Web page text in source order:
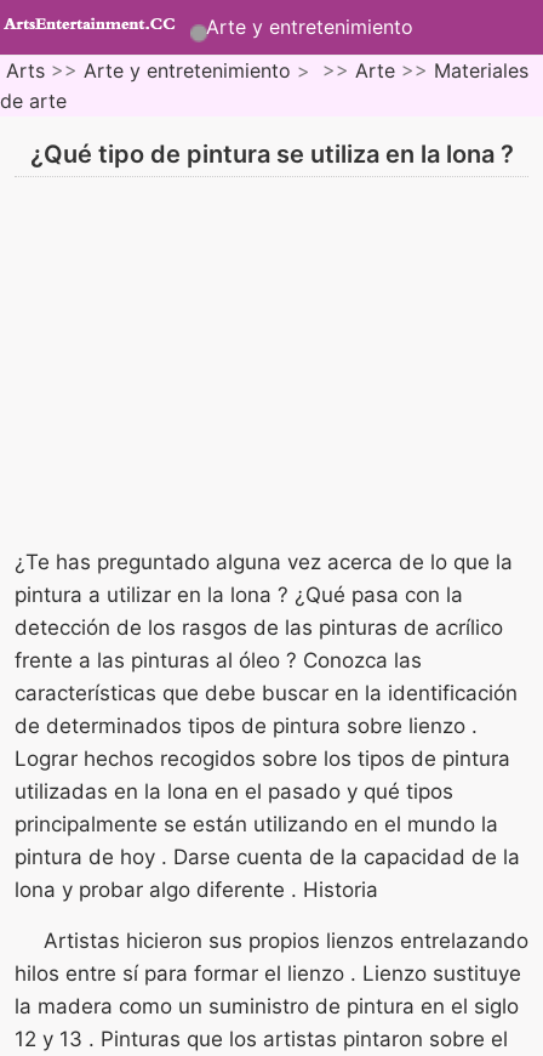
Arte y entretenimiento
Arts >> Arte y entretenimiento > >> Arte >> Materiales
de arte
¿Qué tipo de pintura se utiliza en la lona ?
¿Te has preguntado alguna vez acerca de lo que la
pintura a utilizar en la lona ? ¿Qué pasa con la
detección de los rasgos de las pinturas de acrílico
frente a las pinturas al óleo ? Conozca las
características que debe buscar en la identificación
de determinados tipos de pintura sobre lienzo .
Lograr hechos recogidos sobre los tipos de pintura
utilizadas en la lona en el pasado y qué tipos
principalmente se están utilizando en el mundo la
pintura de hoy . Darse cuenta de la capacidad de la
lona y probar algo diferente . Historia
Artistas hicieron sus propios lienzos entrelazando
hilos entre sí para formar el lienzo . Lienzo sustituye
la madera como un suministro de pintura en el siglo
12 y 13 . Pinturas que los artistas pintaron sobre el